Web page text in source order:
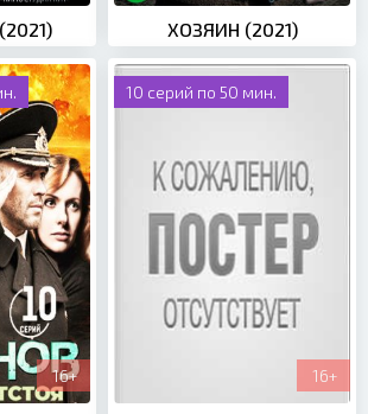
ХОЗЯИН (2021)
16+
10 серий по 50 мин.
16+